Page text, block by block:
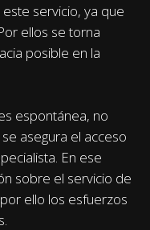
servicio, ya que
ellos se torna
posible en la
espontánea, no
asegura el acceso
En ese
sobre el servicio de
ello los esfuerzos